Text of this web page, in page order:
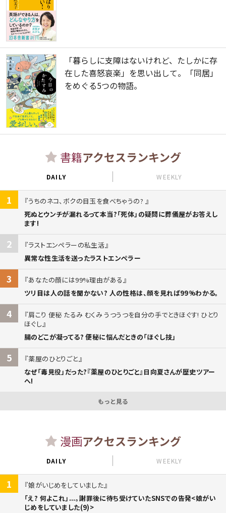
「暮らしに支障はないけれど、たしかに存
在した喜怒哀楽」を思い出して。「同居」
をめぐる5つの物語。
書籍アクセスランキング
DAILY WEEKLY
1
うちのネコ、ボクの目玉を食べちゃうの?
死ぬとウンチが漏れるって本当?「死体」の疑問に葬儀屋がお答えし
ます!
2
ラストエンペラーの私生活
異常な性生活を送ったラストエンペラー
3
あなたの顔には99%理由がある
ツリ目は人の話を聞かない? 人の性格は、顔を見れば99%わかる。
4
肩こり 便秘 たるみ むくみ うつうつを自分の手でときほぐす! ひとり
ほぐし
腸のどこが凝ってる? 便秘に悩んだときの「ほぐし技」
5
薬屋のひとりごと
なぜ「毒見役」だった?『薬屋のひとりごと』日向夏さんが歴史ツアー
へ!
もっと見る
漫画アクセスランキング
DAILY WEEKLY
1
娘がいじめをしていました
「え? 何よこれ」...。謝罪後に待ち受けていたSNSでの告発<娘がい
じめをしていました(9)>